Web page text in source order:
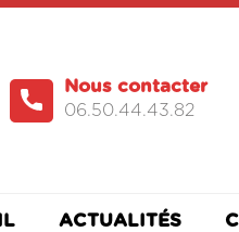
Nous contacter
06.50.44.43.82
ACTUALITÉS